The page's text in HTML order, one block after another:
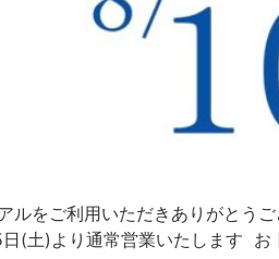
ルをご利用いただきありがとう
(土)より通常営業いたします